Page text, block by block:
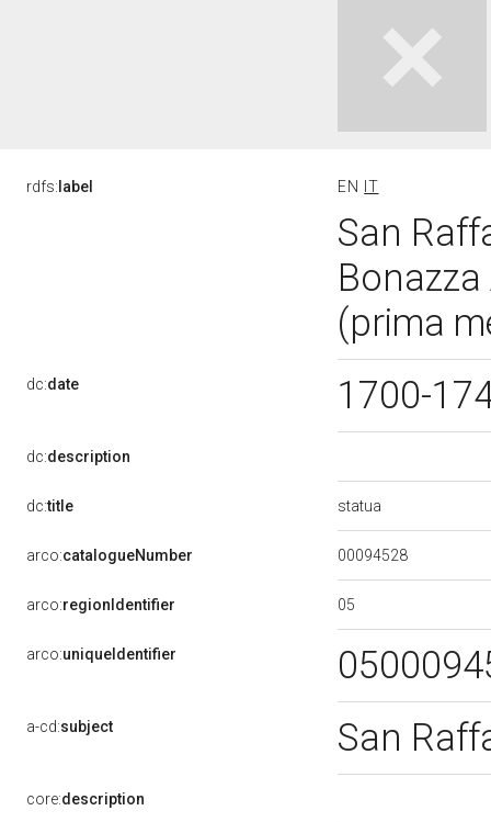
rdfs: label EN IT
San
(prima
dc:date 1700-
dc:description
dc:title statua
arco:catalogueNumber 00094528
arco:regionIdentifier 05
arco:uniqueIdentifier
a-cd:subject San
core:description